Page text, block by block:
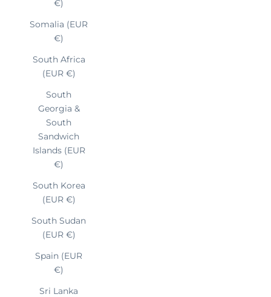
€)
Somalia (EUR
€)
South Africa
(EUR €)
South
Georgia &
South
Sandwich
Islands (EUR
€)
South Korea
(EUR €)
South Sudan
(EUR €)
Spain (EUR
€)
Sri Lanka